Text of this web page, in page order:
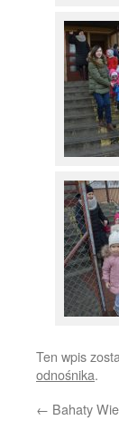
Ten wpis
odnośnika.
← Bahaty